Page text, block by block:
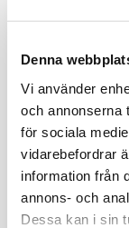
Denna
Vi använder
och annonserna
för sociala
vidarebefordrar
information från
annons- och
Dessa kan i sin
Läs mer
Avtal